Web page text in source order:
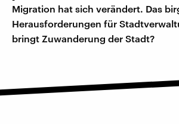
Migration hat sich verändert. Das
Herausforderungen für
bringt Zuwanderung der Stadt?